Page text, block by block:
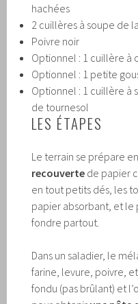
hachées
2 cuillères à soupe de
Poivre noir
Optionnel : 1 cuillère à
Optionnel : 1 petite
Optionnel : 1 cuillère à
de tournesol
LES ÉTAPES
Le terrain se prépare
recouverte de papier
en tout petits dés, les
papier absorbant, et le
fondre partout.
Dans un saladier, le
farine, levure, poivre,
fondu (pas brûlant) et